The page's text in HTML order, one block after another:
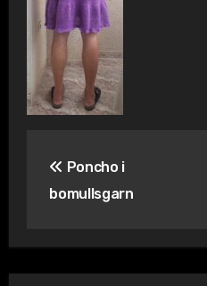
Poncho i
bomullsgarn